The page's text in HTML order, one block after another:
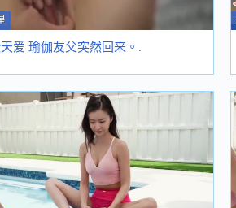
爱 瑜伽友父突然回来。.